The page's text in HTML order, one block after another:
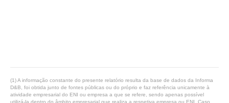
(1) A informação constante do presente relatório resulta da base de dados da Informa
D&B, foi obtida junto de fontes públicas ou do próprio e faz referência unicamente à
atividade empresarial do ENI ou empresa a que se refere, sendo apenas possível
utilizá-la dentro do âmbito empresarial que realiza a respetiva empresa ou ENI. Caso